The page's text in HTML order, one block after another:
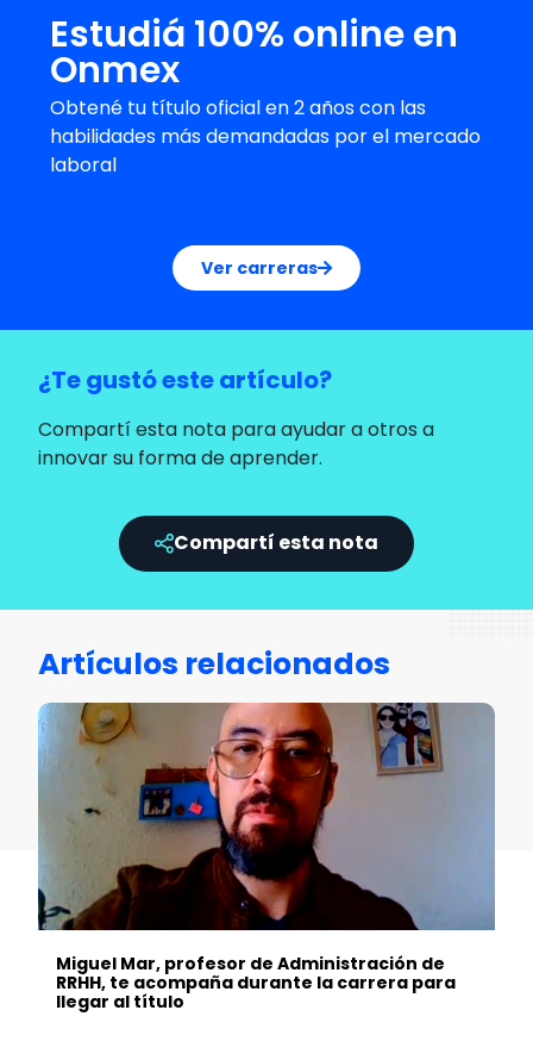
Estudiá 100% online en
Onmex
Obtené tu título oficial en 2 años con las
habilidades más demandadas por el mercado
laboral
Ver carreras
¿Te gustó este artículo?
Compartí esta nota para ayudar a otros a
innovar su forma de aprender.
Compartí esta nota
Artículos relacionados
Miguel Mar, profesor de Administración de
RRHH, te acompaña durante la carrera para
llegar al título